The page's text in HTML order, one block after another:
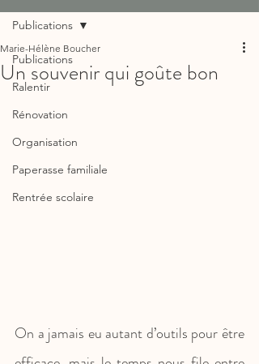
Publications
Ralentir
Rénovation
Organisation
Paperasse familiale
Rentrée scolaire
Publications
Un souvenir qui goûte bon
Marie-Hélène Boucher
On a jamais eu autant d’outils pour être